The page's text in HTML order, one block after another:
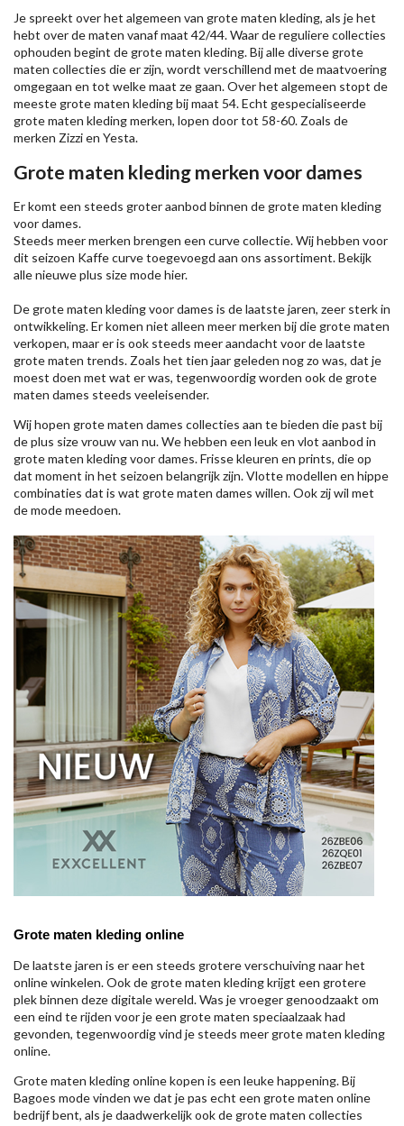
Je spreekt over het algemeen van grote maten kleding, als je het
hebt over de maten vanaf maat 42/44. Waar de reguliere collecties
ophouden begint de grote maten kleding. Bij alle diverse grote
maten collecties die er zijn, wordt verschillend met de maatvoering
omgegaan en tot welke maat ze gaan. Over het algemeen stopt de
meeste grote maten kleding bij maat 54. Echt gespecialiseerde
grote maten kleding merken, lopen door tot 58-60. Zoals de
merken Zizzien Yesta.
Grote maten kleding merken voor dames
Er komt een steeds groter aanbod binnen de grote maten kleding
voor dames.
Steeds meer merken brengen een curve collectie. Wij hebben voor
dit seizoen Kaffecurve toegevoegd aan ons assortiment. Bekijk
alle nieuweplus size modehier.
De grote maten kleding voor dames is de laatste jaren, zeer sterk in
ontwikkeling. Er komen niet alleen meer merken bij die grote maten
verkopen, maar er is ook steeds meer aandacht voor de laatste
grote maten trends. Zoals het tien jaar geleden nog zo was, dat je
moest doen met wat er was, tegenwoordig worden ook de grote
maten dames steeds veeleisender.
Wij hopen grote maten dames collecties aan te bieden die past bij
de plus size vrouw van nu. We hebben een leuk en vlot aanbod in
grote maten kleding voor dames. Frisse kleuren en prints, die op
dat moment in het seizoen belangrijk zijn. Vlotte modellen en hippe
combinaties dat is wat grote maten dames willen. Ook zij wil met
de mode meedoen.
Grote maten kleding online
De laatste jaren is er een steeds grotere verschuiving naar het
online winkelen. Ook de grote maten kleding krijgt een grotere
plek binnen deze digitale wereld. Was je vroeger genoodzaakt om
een eind te rijden voor je een grote maten speciaalzaak had
gevonden, tegenwoordig vind je steeds meer grote maten kleding
online.
Grote maten kleding online kopen is een leuke happening. Bij
Bagoes mode vinden we dat je pas echt een grote maten online
bedrijf bent, als je daadwerkelijk ook de grote maten collecties